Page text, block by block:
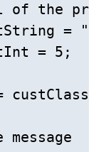
of the
=
= 5;
custClass;
message